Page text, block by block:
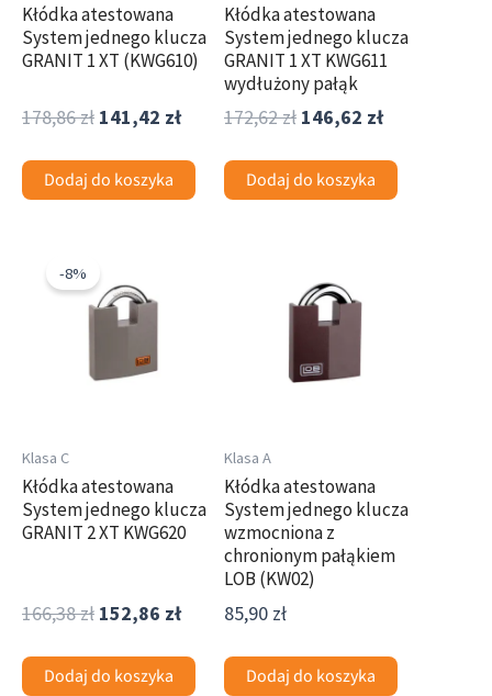
Kłódka atestowana
System jednego klucza
GRANIT 1 XT (KWG610)
178,86zł 141,42 zł
Dodaj do koszyka
Kłódka atestowana
System jednego klucza
GRANIT 1 XT KWG611
wydłużony pałąk
172,62zł 146,62 zł
Dodaj do koszyka
-8%
Klasa C
Kłódka atestowana
System jednego klucza
GRANIT 2 XT KWG620
166,38zł
wynosiła:
166,38 zł.
152,86 zł
Dodaj do koszyka
Klasa A
Kłódka atestowana
System jednego klucza
wzmocniona z
chronionym pałąkiem
LOB (KW02)
85,90 zł
Dodaj do koszyka